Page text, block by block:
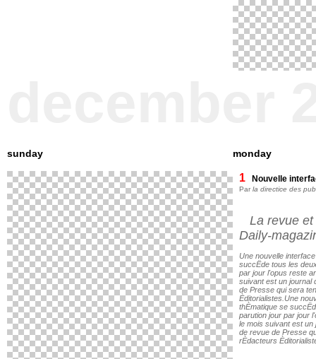
sunday monday
1 Nouvelle
Par la directice des
La revue
Daily-
Une nouvelle
succËde tous les
par jour l'opus reste
suivant est un journal
de Presse qui sera
Èditorialistes.Une
thÈmatique se
parution jour par jour
le mois suivant est un
de revue de Presse
rÈdacteurs